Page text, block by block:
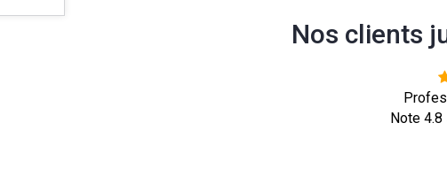
Nos clients
Note 4.8